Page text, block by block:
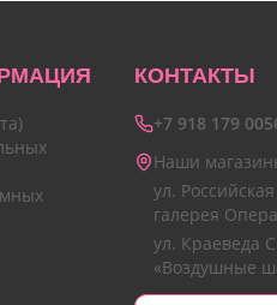
КОНТАКТЫ
+7 918 179
Наши
ул.
галерея
ул. Краеведа
«Воздушные